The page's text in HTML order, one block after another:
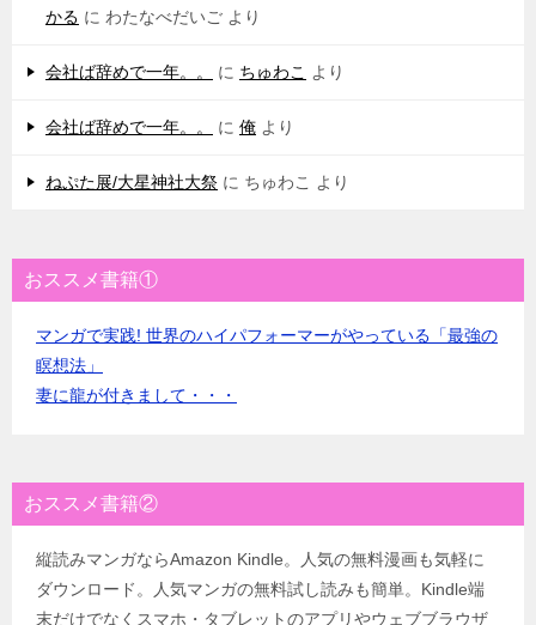
かる に わたなべだいご より
会社ば辞めで一年。。 に ちゅわこ より
会社ば辞めで一年。。 に 俺 より
ねぷた展/大星神社大祭 に ちゅわこ より
おススメ書籍①
マンガで実践! 世界のハイパフォーマーがやっている「最強の
瞑想法」
妻に龍が付きまして・・・
おススメ書籍②
縦読みマンガならAmazon Kindle。人気の無料漫画も気軽に
ダウンロード。人気マンガの無料試し読みも簡単。Kindle端
末だけでなくスマホ・タブレットのアプリやウェブブラウザ